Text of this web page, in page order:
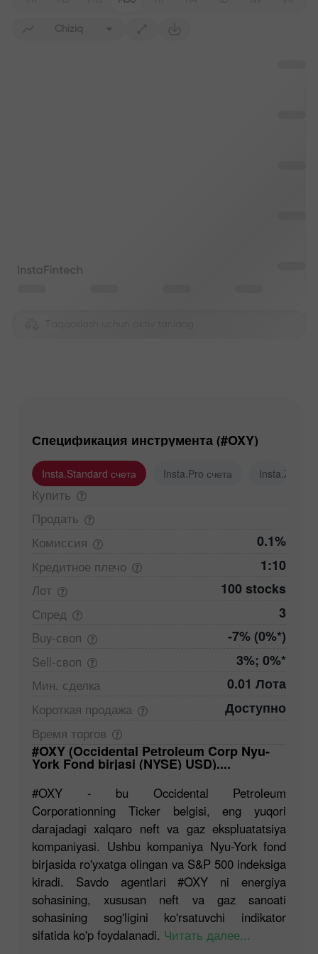
Chiziq
Спецификация инструмента (#OXY)
Insta.Standard счета Insta.Pro счета Insta.Zero
Купить
Продать
Комиссия
0.1%
Кредитное плечо 1:10
Лот 100 stocks
Спред 3
Buy-своп -7% (0%*)
Sell-своп 3%; 0%*
Мин. сделка 0.01 Лота
Короткая продажа Доступно
Время торгов
#OXY (Occidental Petroleum Corp Nyu-
York Fond birjasi (NYSE) USD)....
#OXY - bu Occidental Petroleum
Corporationning Ticker belgisi, eng yuqori
darajadagi xalqaro neft va gaz ekspluatatsiya
kompaniyasi. Ushbu kompaniya Nyu-York fond
birjasida ro'yxatga olingan va S&P 500 indeksiga
kiradi. Savdo agentlari #OXY ni energiya
sohasining, xususan neft va gaz sanoati
sohasining sog'ligini ko'rsatuvchi indikator
sifatida ko'p foydalanadi. Читать далее...